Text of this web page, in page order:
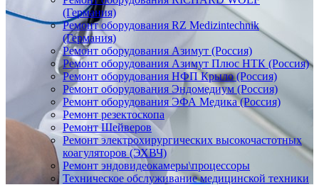
(Германия)
Ремонт оборудования RZ Medizintechnik
(Германия)
Ремонт оборудования Азимут (Россия)
Ремонт оборудования Азимут Плюс НТК (Россия)
Ремонт оборудования НФП Крыло (Россия)
Ремонт оборудования Эндомедиум (Россия)
Ремонт оборудования ЭФА Медика (Россия)
Ремонт резектоскопа
Ремонт Шейверов
Ремонт электрохирургических высокочастотных
коагуляторов (ЭХВЧ)
Ремонт эндовидеокамеры\процессоры
Техническое обслуживание медицинской техники